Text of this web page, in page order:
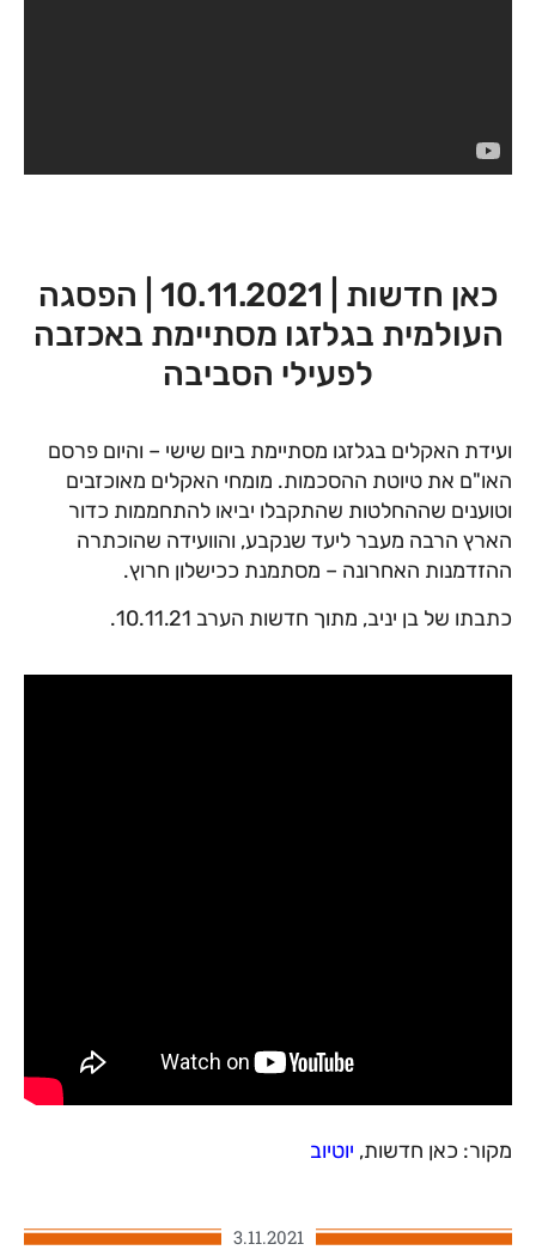
כאן חדשות | 10.11.2021 | הפסגה
העולמית בגלזגו מסתיימת באכזבה
לפעילי הסביבה
ועידת האקלים בגלזגו מסתיימת ביום שישי – והיום פרסם
האו"ם את טיוטת ההסכמות. מומחי האקלים מאוכזבים
וטוענים שההחלטות שהתקבלו יביאו להתחממות כדור
הארץ הרבה מעבר ליעד שנקבע, והוועידה שהוכתרה
ההזדמנות האחרונה – מסתמנת ככישלון חרוץ.
כתבתו של בן יניב, מתוך חדשות הערב 10.11.21.
מקור: כאן חדשות, יוטיוב
3.11.2021